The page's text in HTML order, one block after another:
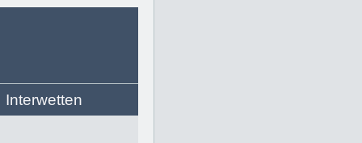
Interwetten